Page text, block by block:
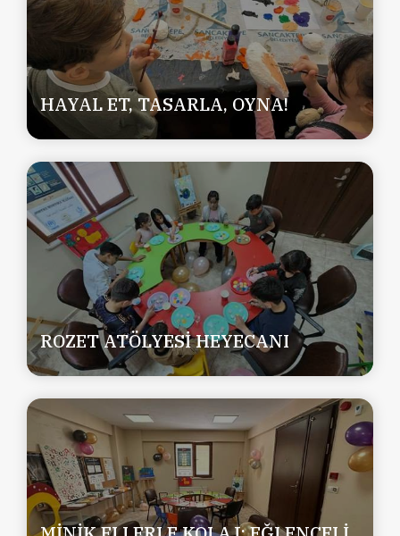
HAYAL ET, TASARLA, OYNA!
ROZET ATÖLYESİ HEYECANI